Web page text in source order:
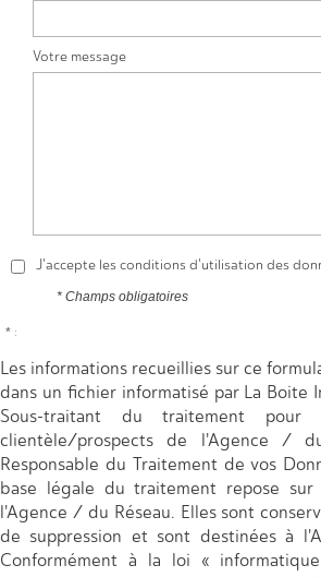
Votre message
J'accepte les conditions d'utilisation des
* Champs obligatoires
* :
Les informations recueillies sur ce
dans un fichier informatisé par La Boite
Sous-traitant du traitement
clientèle/prospects de l'Agence /
Responsable du Traitement de vos
base légale du traitement repose
l'Agence / du Réseau. Elles sont
de suppression et sont destinées à
Conformément à la loi «